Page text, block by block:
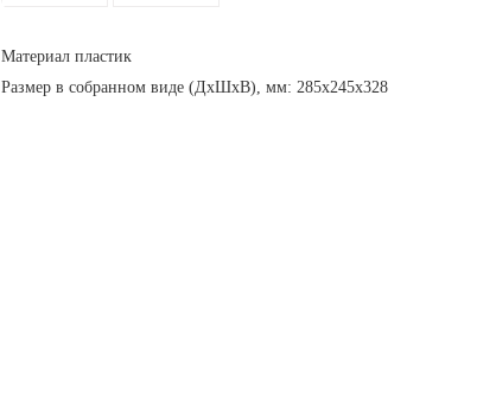
Материал пластик
Размер в собранном виде (ДхШхВ), мм: 285х245х328